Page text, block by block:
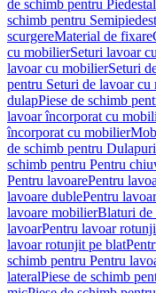
de schimb pentru
schimb pentru
scurgereMaterial de fixare
cu mobilierSeturi lavoar
lavoar cu mobilierSeturi
pentru Seturi de lavoar cu
dulapPiese de schimb
lavoar încorporat cu
încorporat cu mobilier
de schimb pentru
schimb pentru Pentru
Pentru lavoarePentru
lavoare dublePentru
lavoare mobilierBlaturi de
lavoarPentru lavoar
lavoar rotunjit pe blat
schimb pentru Pentru
lateralPiese de schimb